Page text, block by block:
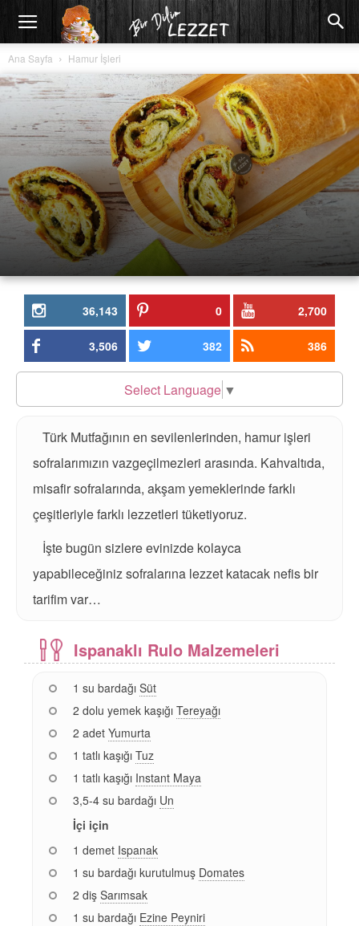
Ana Sayfa Hamur İşleri
36,143 0 2,700
3,506 382 386
Select Language ▼
Türk Mutfağının en sevilenlerinden, hamur işleri
sofralarımızın vazgeçilmezleri arasında. Kahvaltıda,
misafir sofralarında, akşam yemeklerinde farklı
çeşitleriyle farklı lezzetleri tüketiyoruz.
İşte bugün sizlere evinizde kolayca
yapabileceğiniz sofralarına lezzet katacak nefis bir
tarifim var…
Ispanaklı Rulo Malzemeleri
1 su bardağı Süt
2 dolu yemek kaşığı Tereyağı
2 adet Yumurta
1 tatlı kaşığı Tuz
1 tatlı kaşığı Instant Maya
3,5-4 su bardağı Un
İçi için
1 demet Ispanak
1 su bardağı kurutulmuş Domates
2 diş Sarımsak
1 su bardağı Ezine Peyniri